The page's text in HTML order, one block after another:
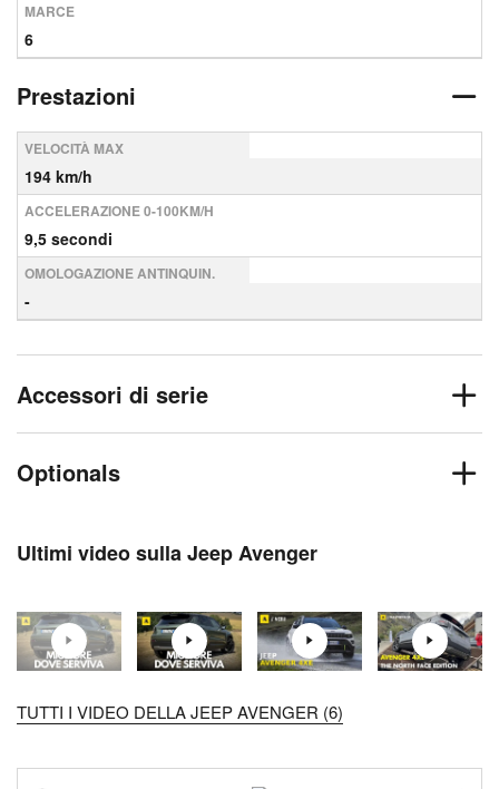
MARCE
6
Prestazioni
VELOCITÀ MAX
194 km/h
ACCELERAZIONE 0-100KM/H
9,5 secondi
OMOLOGAZIONE ANTINQUIN.
-
Accessori di serie
Optionals
Ultimi video sulla Jeep Avenger
TUTTI I VIDEO DELLA JEEP AVENGER (6)